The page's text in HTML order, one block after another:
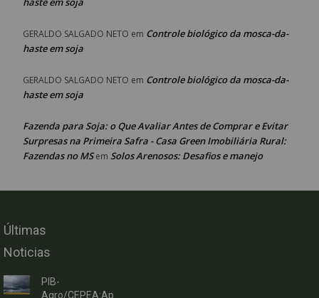
GERALDO SALGADO NETO em Controle biológico da mosca-da-
haste em soja
GERALDO SALGADO NETO em Controle biológico da mosca-da-
haste em soja
Fazenda para Soja: o Que Avaliar Antes de Comprar e Evitar
Surpresas na Primeira Safra - Casa Green Imobiliária Rural:
Fazendas no MSem Solos Arenosos: Desafios e manejo
Últimas
Noticias
PIB-
Agro/CEPEA:Ap